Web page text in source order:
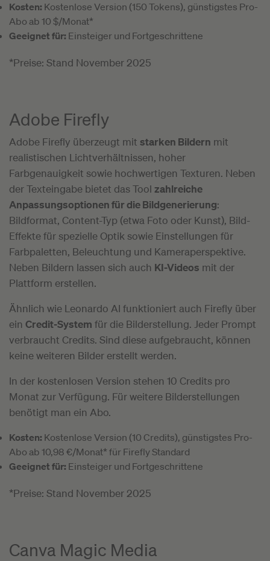
Kosten: Kostenlose Version (150 Tokens), günstigstes Pro-
Abo ab 10 $/Monat*
Geeignet für: Einsteiger und Fortgeschrittene
*Preise: Stand November 2025
Adobe Firefly
Adobe Firefly überzeugt mit starken Bildern mit
realistischen Lichtverhältnissen, hoher
Farbgenauigkeit sowie hochwertigen Texturen. Neben
der Texteingabe bietet das Tool zahlreiche
Anpassungsoptionen für die Bildgenerierung:
Bildformat, Content-Typ (etwa Foto oder Kunst), Bild-
Effekte für spezielle Optik sowie Einstellungen für
Farbpaletten, Beleuchtung und Kameraperspektive.
Neben Bildern lassen sich auch KI-Videos mit der
Plattform erstellen.
Ähnlich wie Leonardo AI funktioniert auch Firefly über
ein Credit-System für die Bilderstellung. Jeder Prompt
verbraucht Credits. Sind diese aufgebraucht, können
keine weiteren Bilder erstellt werden.
In der kostenlosen Version stehen 10 Credits pro
Monat zur Verfügung. Für weitere Bilderstellungen
benötigt man ein Abo.
Kosten: Kostenlose Version (10 Credits), günstigstes Pro-
Abo ab 10,98 €/Monat* für Firefly Standard
Geeignet für: Einsteiger und Fortgeschrittene
*Preise: Stand November 2025
Canva Magic Media